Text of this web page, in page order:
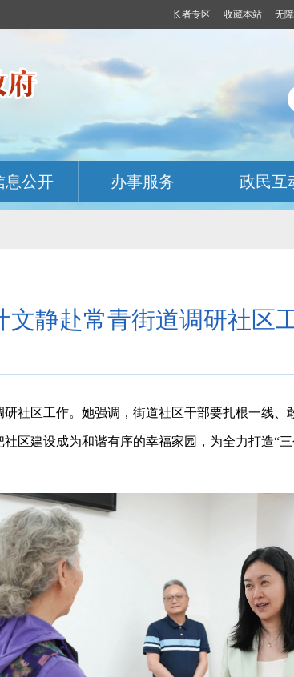
长者专区 收藏本站 无
息公开 办事服务 政民互
文静赴常青街道调研社区
社区工作。她强调，街道社区干部要扎根一线
区建设成为和谐有序的幸福家园，为全力打造“